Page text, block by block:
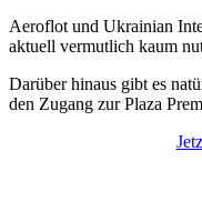
Aeroflot und Ukrainian
aktuell vermutlich kaum
Darüber hinaus gibt es
den Zugang zur Plaza